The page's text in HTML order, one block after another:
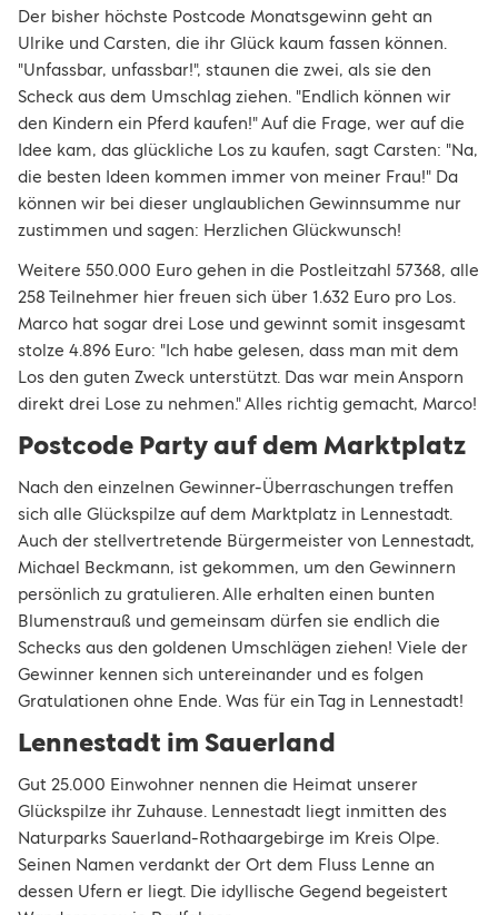
Der bisher höchste Postcode Monatsgewinn geht an
Ulrike und Carsten, die ihr Glück kaum fassen können.
"Unfassbar, unfassbar!", staunen die zwei, als sie den
Scheck aus dem Umschlag ziehen. "Endlich können wir
den Kindern ein Pferd kaufen!" Auf die Frage, wer auf die
Idee kam, das glückliche Los zu kaufen, sagt Carsten: "Na,
die besten Ideen kommen immer von meiner Frau!" Da
können wir bei dieser unglaublichen Gewinnsumme nur
zustimmen und sagen: Herzlichen Glückwunsch!
Weitere 550.000 Euro gehen in die Postleitzahl 57368, alle
258 Teilnehmer hier freuen sich über 1.632 Euro pro Los.
Marco hat sogar drei Lose und gewinnt somit insgesamt
stolze 4.896 Euro: "Ich habe gelesen, dass man mit dem
Los den guten Zweck unterstützt. Das war mein Ansporn
direkt drei Lose zu nehmen." Alles richtig gemacht, Marco!
Postcode Party auf dem Marktplatz
Nach den einzelnen Gewinner-Überraschungen treffen
sich alle Glückspilze auf dem Marktplatz in Lennestadt.
Auch der stellvertretende Bürgermeister von Lennestadt,
Michael Beckmann, ist gekommen, um den Gewinnern
persönlich zu gratulieren. Alle erhalten einen bunten
Blumenstrauß und gemeinsam dürfen sie endlich die
Schecks aus den goldenen Umschlägen ziehen! Viele der
Gewinner kennen sich untereinander und es folgen
Gratulationen ohne Ende. Was für ein Tag in Lennestadt!
Lennestadt im Sauerland
Gut 25.000 Einwohner nennen die Heimat unserer
Glückspilze ihr Zuhause. Lennestadt liegt inmitten des
Naturparks Sauerland-Rothaargebirge im Kreis Olpe.
Seinen Namen verdankt der Ort dem Fluss Lenne an
dessen Ufern er liegt. Die idyllische Gegend begeistert